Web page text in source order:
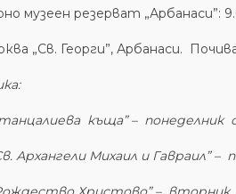
музеен резерват „Арбанаси”:
„Св. Георги”, Арбанаси.
къща” – понеделник
Архангели Михаил и Гавраил” –